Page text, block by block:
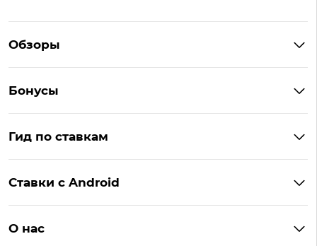
Обзоры
BetBoom
Пари
Леон
Бонусы
Бонусы BetBoom
Бонусы Леон
Гид по ставкам
Ставки с Android
О нас